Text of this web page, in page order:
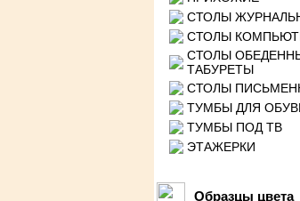
СТОЛЫ
СТОЛЫ
СТОЛЫ
ТАБУРЕТЫ
СТОЛЫ
ТУМБЫ ДЛЯ
ТУМБЫ ПОД ТВ
ЭТАЖЕРКИ
Образцы цвета